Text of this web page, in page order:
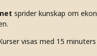
sprider kunskap om
visas med 15